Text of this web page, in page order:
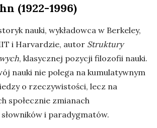
(1922-1996)
nauki, wykładowca w Berkeley,
i Harvardzie, autor Struktury
, klasycznej pozycji filozofii nauki.
nauki nie polega na kumulatywnym
o rzeczywistości, lecz na
społecznie zmianach
i paradygmatów.